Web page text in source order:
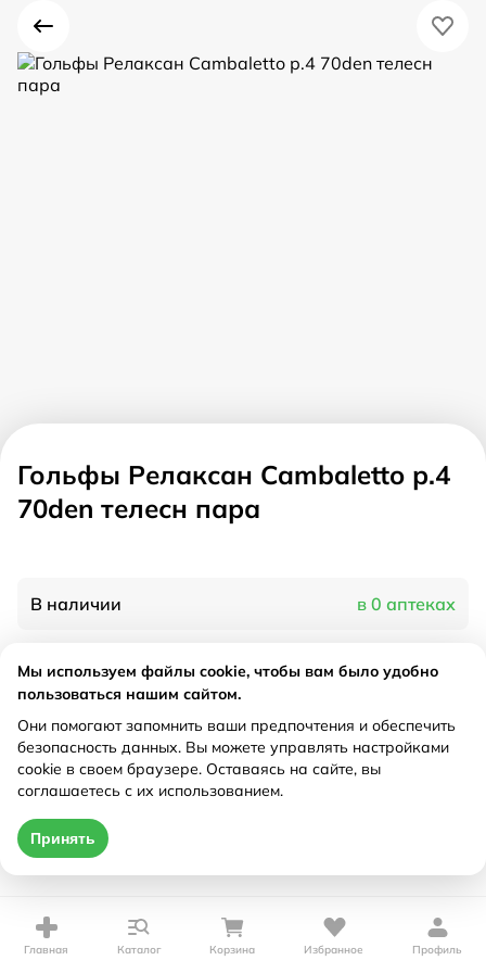
Гольфы Релаксан Cambaletto р.4
70den телесн пара
В наличии в 0 аптеках
Характеристики
Рецепт Не требуется
Цена действительна только при оформлении онлайн
Главная Каталог Корзина Избранное Профиль
Мы используем файлы cookie, чтобы вам было удобно
пользоваться нашим сайтом.
Они помогают запомнить ваши предпочтения и обеспечить
безопасность данных. Вы можете управлять настройками
cookie в своем браузере. Оставаясь на сайте, вы
соглашаетесь с их использованием.
Принять